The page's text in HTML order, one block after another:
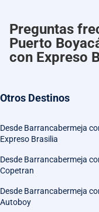
Preguntas
Puerto
con Expreso
Otros Destinos
Desde Barrancabermeja
Expreso Brasilia
Desde Barrancabermeja
Copetran
Desde Barrancabermeja
Autoboy